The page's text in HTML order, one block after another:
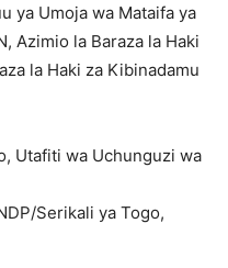
ya Umoja wa Mataifa ya
Azimio la Baraza la Haki
la Haki za Kibinadamu
Utafiti wa Uchunguzi wa
Serikali ya Togo,